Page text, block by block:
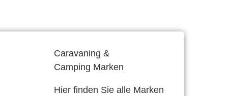
Caravaning &
Camping Marken
Hier finden Sie alle Marken